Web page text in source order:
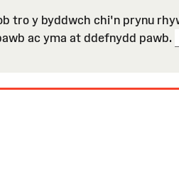
tro y byddwch chi'n prynu
ac yma at ddefnydd pawb.